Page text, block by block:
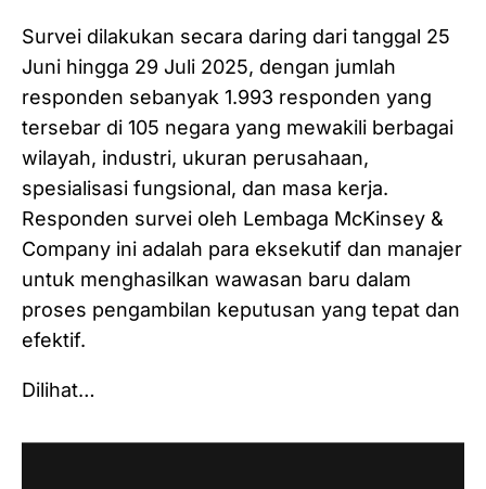
Survei dilakukan secara daring dari tanggal 25
Juni hingga 29 Juli 2025, dengan jumlah
responden sebanyak 1.993 responden yang
tersebar di 105 negara yang mewakili berbagai
wilayah, industri, ukuran perusahaan,
spesialisasi fungsional, dan masa kerja.
Responden survei oleh Lembaga McKinsey &
Company ini adalah para eksekutif dan manajer
untuk menghasilkan wawasan baru dalam
proses pengambilan keputusan yang tepat dan
efektif.
Dilihat…